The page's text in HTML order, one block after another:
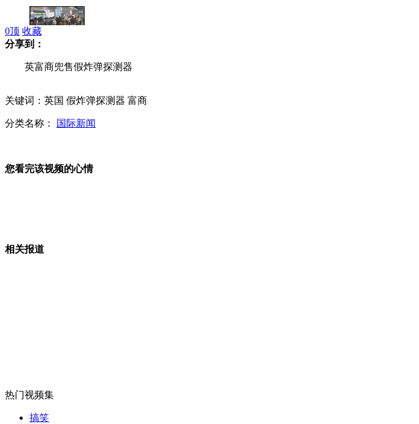
应对首例H7N9 台湾暂未提高大陆旅游警戒
台中老师自创聪明切瓜法 瓜汁一点不外漏
山西运城恶犬咬伤多人 警民合力深夜将其击毙
0顶 收藏
分享到：
英富商兜售假炸弹探测器
关键词：英国 假炸弹探测器 富商
分类名称： 国际新闻
您看完该视频的心情
相关报道
热门视频集
搞笑